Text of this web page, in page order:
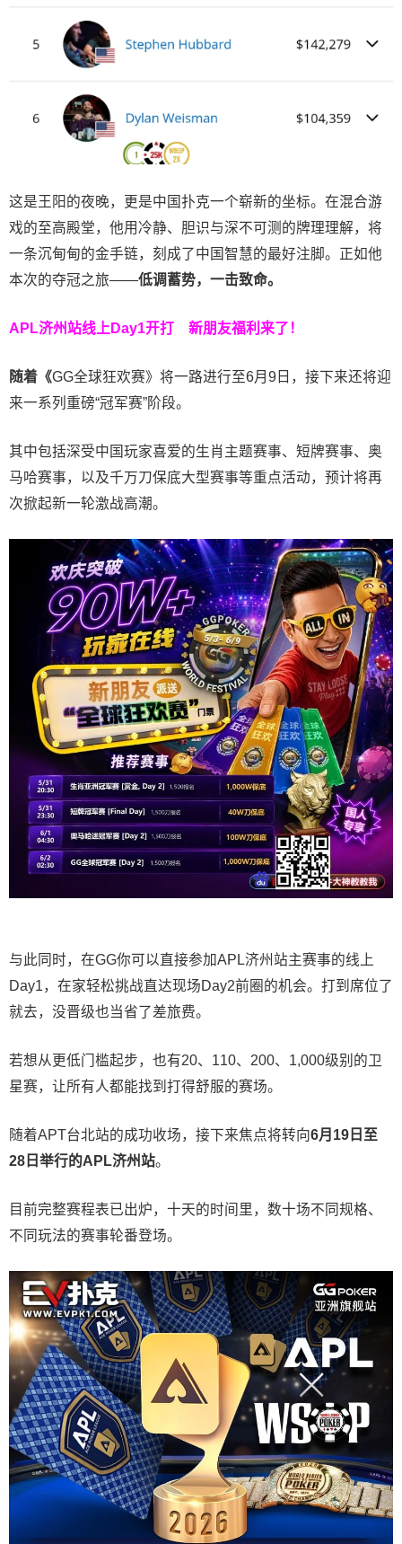
这是王阳的夜晚，更是中国扑克一个崭新的坐标。在混合游
戏的至高殿堂，他用冷静、胆识与深不可测的牌理理解，将
一条沉甸甸的金手链，刻成了中国智慧的最好注脚。正如他
本次的夺冠之旅——低调蓄势，一击致命。
APL济州站线上Day1开打 新朋友福利来了！
随着《GG全球狂欢赛》将一路进行至6月9日，接下来还将迎
来一系列重磅“冠军赛”阶段。
其中包括深受中国玩家喜爱的生肖主题赛事、短牌赛事、奥
马哈赛事，以及千万刀保底大型赛事等重点活动，预计将再
次掀起新一轮激战高潮。
与此同时，在GG你可以直接参加APL济州站主赛事的线上
Day1，在家轻松挑战直达现场Day2前圈的机会。打到席位了
就去，没晋级也当省了差旅费。
若想从更低门槛起步，也有20、110、200、1,000级别的卫
星赛，让所有人都能找到打得舒服的赛场。
随着APT台北站的成功收场，接下来焦点将转向6月 19 日至
28 日举行的APL济州站。
目前完整赛程表已出炉，十天的时间里，数十场不同规格、
不同玩法的赛事轮番登场。